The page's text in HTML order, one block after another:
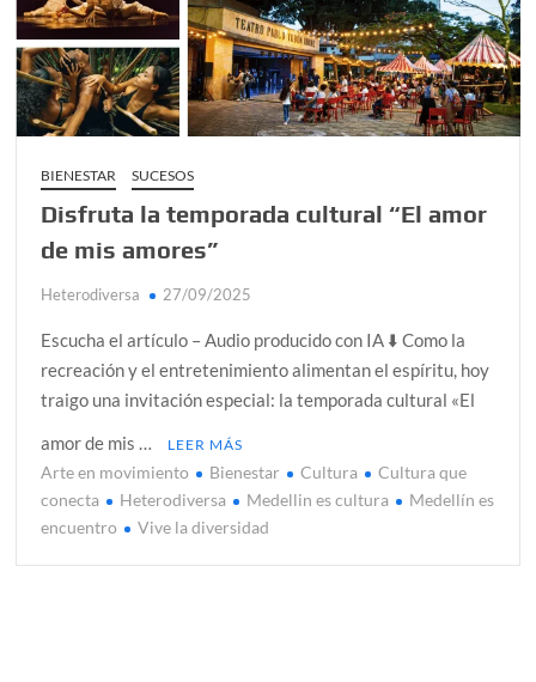
alcanzar
Día de Independencia 2026: de Patria Boba a Colombia
polarizada
¿Podemos comunicarnos con seres de otros planos o
Salud mental digital: cómo frenar la ansiedad que
generan las redes sociales
¿Cómo descubrir esa conexión energética de la sexualidad
sagrada?
BIENESTAR SUCESOS
Disfruta la temporada cultural “El amor
de mis amores”
Heterodiversa 27/09/2025
Escucha el artículo – Audio producido con IA ⬇️ Como la
recreación y el entretenimiento alimentan el espíritu, hoy
traigo una invitación especial: la temporada cultural «El
amor de mis …
LEER MÁS
Arte en movimiento Bienestar Cultura
Cultura que
conecta
Heterodiversa Medellin es cultura
Medellín es
encuentro
Vive la diversidad